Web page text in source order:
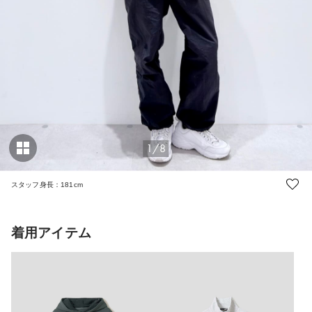
1/8
スタッフ身長：181cm
着用アイテム